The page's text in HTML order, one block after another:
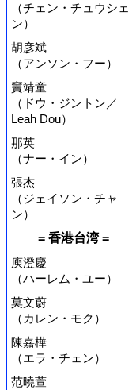
（チェン・チュウシェ
ン）
胡彦斌
（アンソン・フー）
竇靖童
（ドウ・ジントン／
Leah Dou）
那英
（ナー・イン）
張杰
（ジェイソン・チャ
ン）
= 香港台湾 =
庾澄慶
（ハーレム・ユー）
莫文蔚
（カレン・モク）
陳嘉樺
（エラ・チェン）
范曉萱